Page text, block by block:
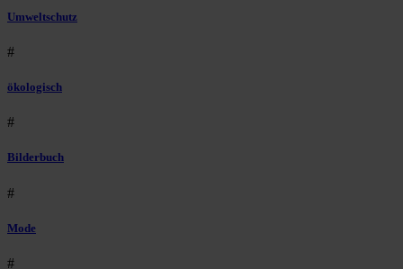
Umweltschutz
#
ökologisch
#
Bilderbuch
#
Mode
#